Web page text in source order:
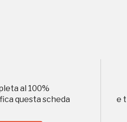
al 100%
questa scheda
e